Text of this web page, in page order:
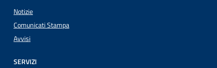
Notizie
Comunicati Stampa
Avvisi
SERVIZI